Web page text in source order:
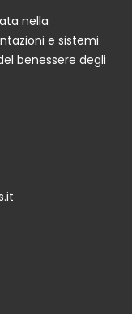
nella
e sistemi
benessere degli